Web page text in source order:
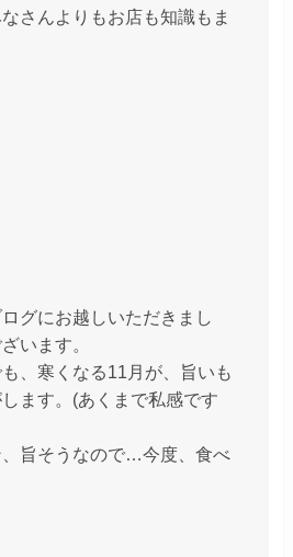
さんよりもお店も知識もま
グにお越しいただきまし
います。
、寒くなる11月が、旨いも
ます。(あくまで私感です
旨そうなので…今度、食べ